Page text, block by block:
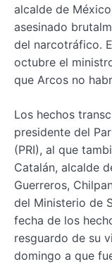
alcalde de
asesinado
del narcotráfico.
octubre el
que Arcos no
Los hechos
presidente del
(PRI), al que
Catalán, alcalde
Guerreros,
del Ministerio de
fecha de los
resguardo de su
domingo a que